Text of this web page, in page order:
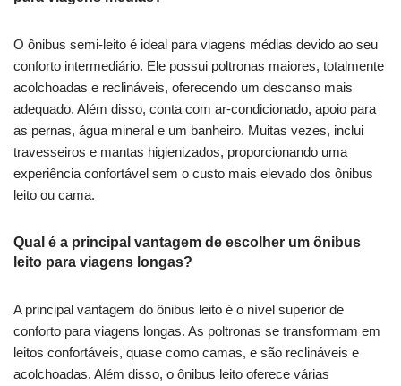
O ônibus semi-leito é ideal para viagens médias devido ao seu
conforto intermediário. Ele possui poltronas maiores, totalmente
acolchoadas e reclináveis, oferecendo um descanso mais
adequado. Além disso, conta com ar-condicionado, apoio para
as pernas, água mineral e um banheiro. Muitas vezes, inclui
travesseiros e mantas higienizados, proporcionando uma
experiência confortável sem o custo mais elevado dos ônibus
leito ou cama.
Qual é a principal vantagem de escolher um ônibus
leito para viagens longas?
A principal vantagem do ônibus leito é o nível superior de
conforto para viagens longas. As poltronas se transformam em
leitos confortáveis, quase como camas, e são reclináveis e
acolchoadas. Além disso, o ônibus leito oferece várias